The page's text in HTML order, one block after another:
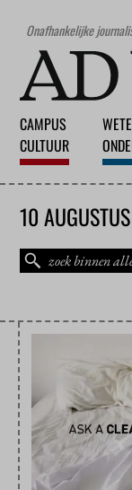
Onafhankelijke
CAMPUS
CULTUUR
10